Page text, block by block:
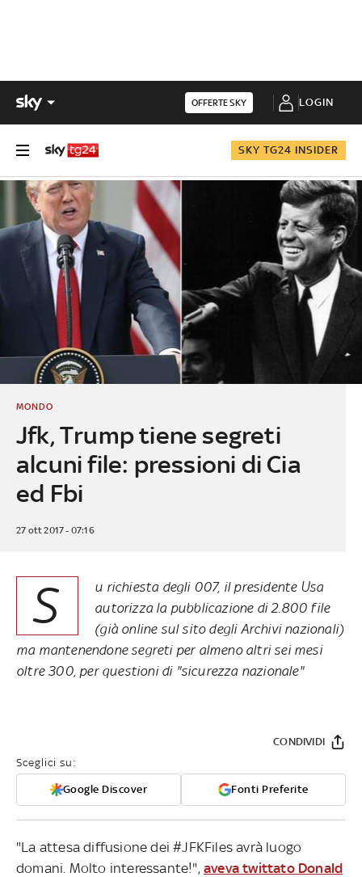
OFFERTE SKY LOGIN
SKY TG24 INSIDER
Jfk, Trump tiene segreti
alcuni file: pressioni di Cia
ed Fbi
MONDO
27 ott 2017 - 07:16
S
u richiesta degli 007, il presidente Usa
autorizza la pubblicazione di 2.800 file
(già online sul sito degli Archivi nazionali)
ma mantenendone segreti per almeno altri sei mesi
oltre 300, per questioni di "sicurezza nazionale"
Sceglici su:
Google Discover Fonti Preferite
CONDIVIDI
"La attesa diffusione dei #JFKFiles avrà luogo
domani. Molto interessante!", aveva twittato Donald